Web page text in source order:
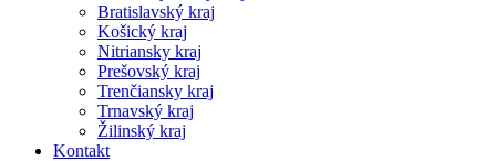
Bratislavský kraj
Košický kraj
Nitriansky kraj
Prešovský kraj
Trenčiansky kraj
Trnavský kraj
Žilinský kraj
Kontakt